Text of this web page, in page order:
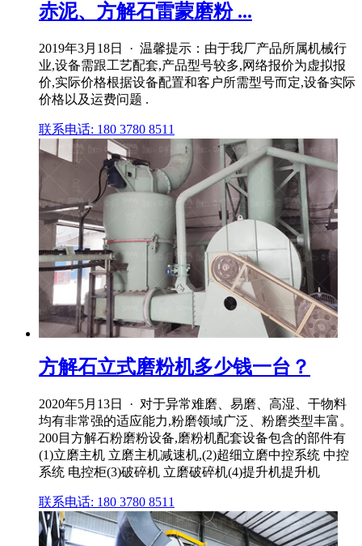
赤泥、方解石雷蒙磨粉 ...
2019年3月18日 · 温馨提示：由于我厂产品所属机械行
业,设备需跟工艺配套,产品型号较多,网络报价为虚拟报
价,实际价格根据设备配置和客户所需型号而定,设备实际
价格以及运费问题 .
联系电话: 180 3780 8511
方解石立式磨粉机多少钱一台？
2020年5月13日 · 对于异常难磨、易磨、高湿、干物料
均有非常强的适应能力,粉磨领域广泛、粉磨类型丰富。
200目方解石粉磨粉设备,磨粉机配套设备包含的部件有
(1)立磨主机 立磨主机减速机,(2)超细立磨中控系统 中控
系统 电控柜(3)破碎机 立磨破碎机(4)提升机提升机
联系电话: 180 3780 8511